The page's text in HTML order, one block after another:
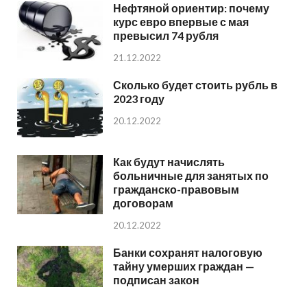
Нефтяной ориентир: почему
курс евро впервые с мая
превысил 74 рубля
21.12.2022
Сколько будет стоить рубль в
2023 году
20.12.2022
Как будут начислять
больничные для занятых по
гражданско-правовым
договорам
20.12.2022
Банки сохранят налоговую
тайну умерших граждан —
подписан закон